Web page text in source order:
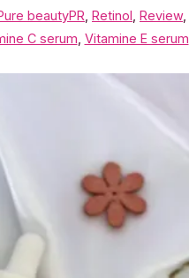
beautyPR Retinol Review,
C serum Vitamine E serum